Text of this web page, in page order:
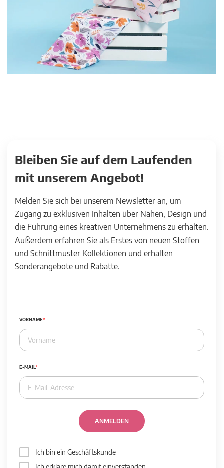
Bleiben Sie auf dem Laufenden
mit unserem Angebot!
Melden Sie sich bei unserem Newsletter an, um
Zugang zu exklusiven Inhalten über Nähen, Design und
die Führung eines kreativen Unternehmens zu erhalten.
Außerdem erfahren Sie als Erstes von neuen Stoffen
und Schnittmuster Kollektionen und erhalten
Sonderangebote und Rabatte.
VORNAME
E-MAIL
ANMELDEN
Ich bin ein Geschäftskunde